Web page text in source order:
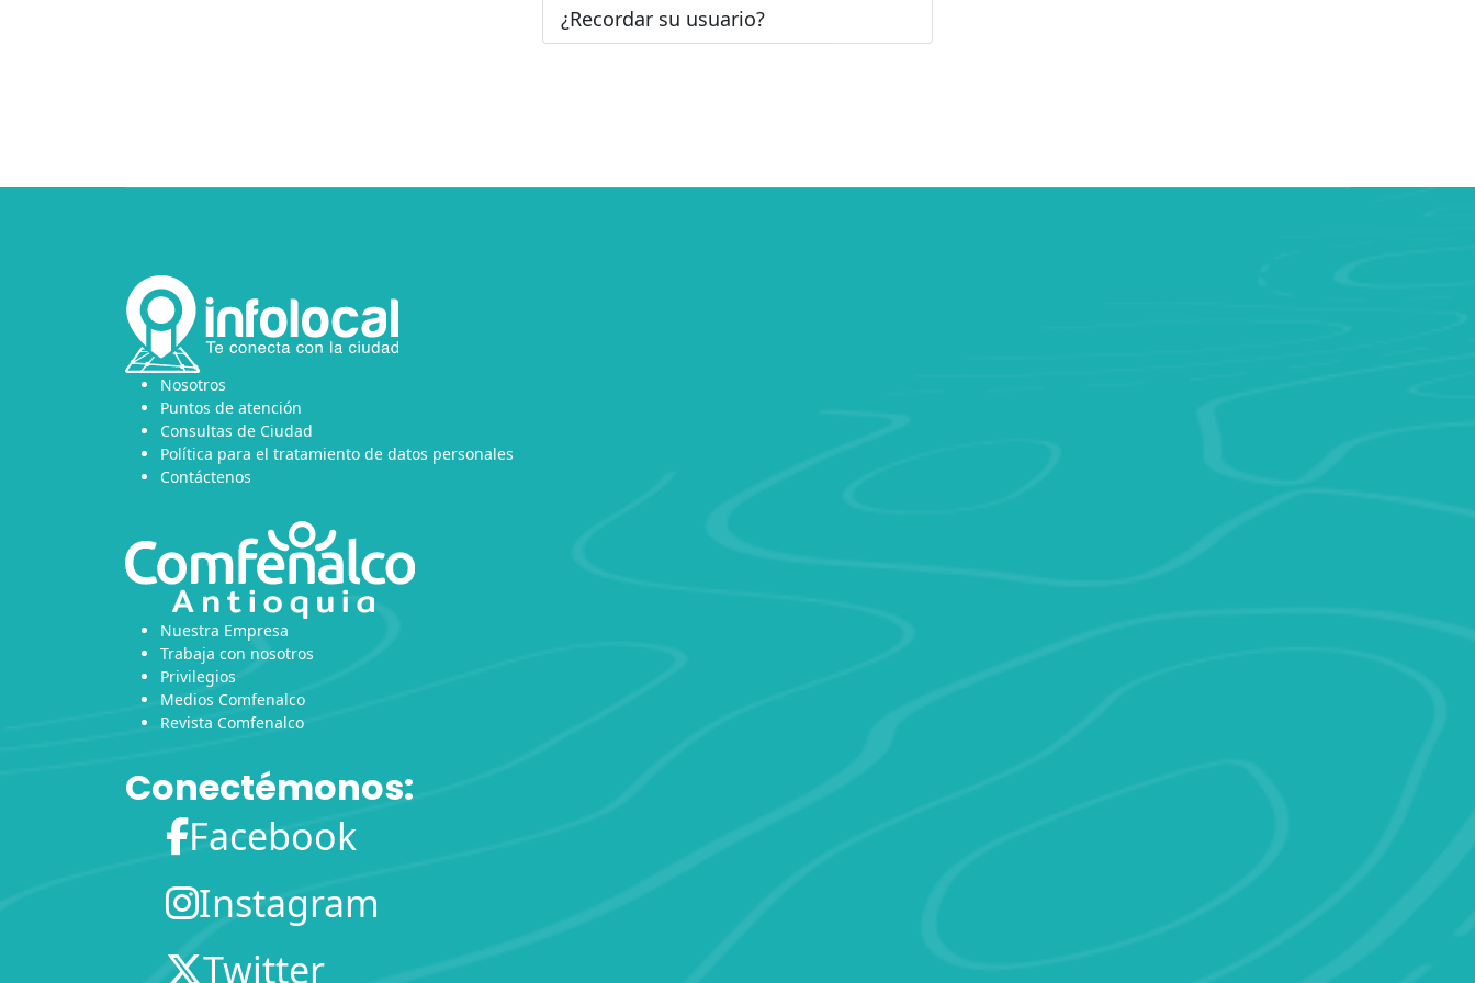
¿Recordar su usuario?
Nosotros
Puntos de atención
Consultas de Ciudad
Política para el tratamiento de datos personales
Contáctenos
Nuestra Empresa
Trabaja con nosotros
Privilegios
Medios Comfenalco
Revista Comfenalco
Conectémonos:
Facebook
Instagram
Twitter